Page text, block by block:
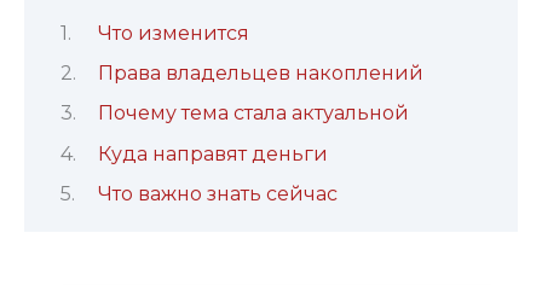
Что изменится
Права владельцев накоплений
Почему тема стала актуальной
Куда направят деньги
Что важно знать сейчас